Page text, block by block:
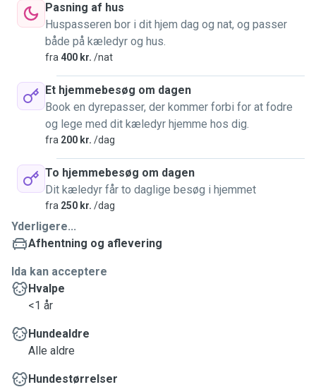
Pasning af hus
Huspasseren bor i dit hjem dag og nat, og passer
både på kæledyr og hus.
fra 400 kr. /nat
Et hjemmebesøg om dagen
Book en dyrepasser, der kommer forbi for at fodre
og lege med dit kæledyr hjemme hos dig.
fra 200 kr. /dag
To hjemmebesøg om dagen
Dit kæledyr får to daglige besøg i hjemmet
fra 250 kr. /dag
Yderligere...
Afhentning og aflevering
Ida kan acceptere
Hvalpe
<1 år
Hundealdre
Alle aldre
Hundestørrelser